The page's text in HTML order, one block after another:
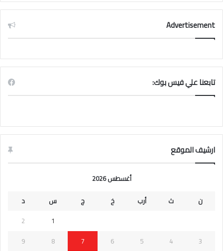
Advertisement
تابعنا علي فيس بوك:
ارشيف الموقع
أغسطس 2026
ن
ث أرب خ ج س
د
1
2
3
4
5
6
7
8
9